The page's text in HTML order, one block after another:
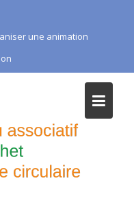
une animation